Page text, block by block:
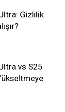
Gizlilik
vs S25